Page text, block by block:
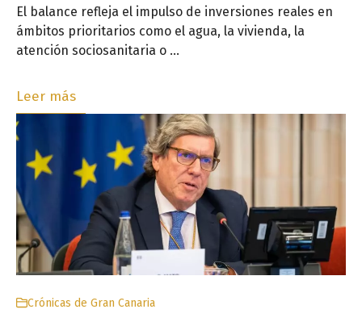
El balance refleja el impulso de inversiones reales en
ámbitos prioritarios como el agua, la vivienda, la
atención sociosanitaria o …
Leer más
Crónicas de Gran Canaria